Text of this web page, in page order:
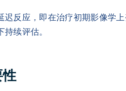
迟反应，即在治疗初期影像学
续评估。